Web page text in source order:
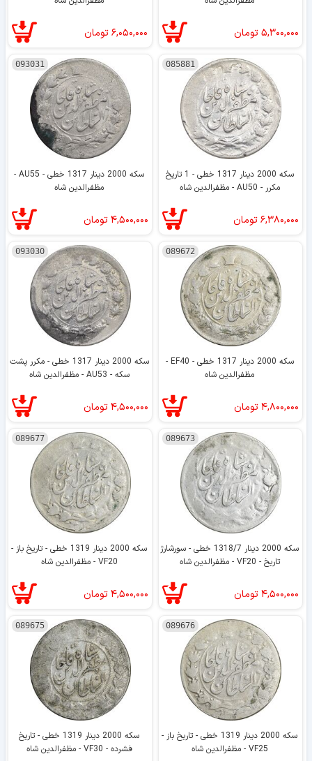
۵,۳۰۰,۰۰۰تومان ۶,۰۵۰,۰۰۰تومان
085881
سکه 2000 دینار 1317 خطی - 1 تاریخ
مکرر - AU50 - مظفرالدین شاه
۶,۳۸۰,۰۰۰تومان
093031
سکه 2000 دینار 1317 خطی - AU55 -
مظفرالدین شاه
۴,۵۰۰,۰۰۰تومان
089672
سکه 2000 دینار 1317 خطی - EF40 -
مظفرالدین شاه
۴,۸۰۰,۰۰۰تومان
093030
سکه 2000 دینار 1317 خطی - مکرر پشت
سکه - AU53 - مظفرالدین شاه
۴,۵۰۰,۰۰۰تومان
089673
سکه 2000 دینار 1318/7 خطی - سورشارژ
تاریخ - VF20 - مظفرالدین شاه
۴,۵۰۰,۰۰۰تومان
089677
سکه 2000 دینار 1319 خطی - تاریخ باز -
VF20 - مظفرالدین شاه
۴,۵۰۰,۰۰۰تومان
089676
سکه 2000 دینار 1319 خطی - تاریخ باز -
VF25 - مظفرالدین شاه
089675
سکه 2000 دینار 1319 خطی - تاریخ
فشرده - VF30 - مظفرالدین شاه